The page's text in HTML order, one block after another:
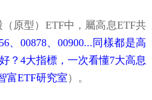
原型）ETF中，屬高息ETF共
、00878、00900...同樣都是高
？4大指標，一次看懂7大高息
富ETF研究室 ）。